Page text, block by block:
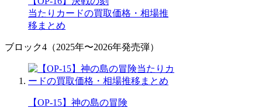
当たりカードの買取価格・相場推
移まとめ
ブロック4（2025年〜2026年発売弾）
【OP-15】神の島の冒険